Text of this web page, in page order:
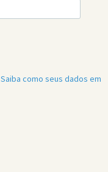
Saiba como seus dados em